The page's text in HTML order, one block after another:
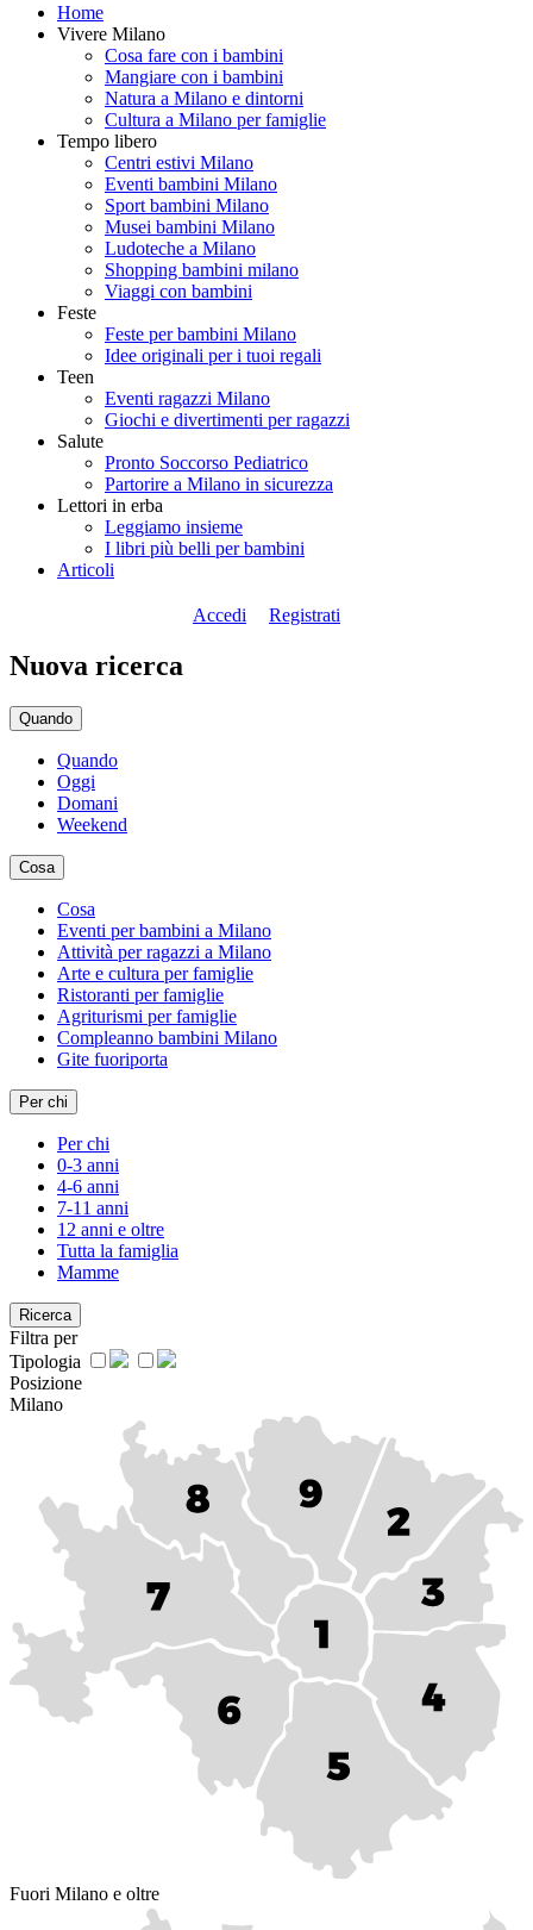
Home
Vivere Milano
Cosa fare con i bambini
Mangiare con i bambini
Natura a Milano e dintorni
Cultura a Milano per famiglie
Tempo libero
Centri estivi Milano
Eventi bambini Milano
Sport bambini Milano
Musei bambini Milano
Ludoteche a Milano
Shopping bambini milano
Viaggi con bambini
Feste
Feste per bambini Milano
Idee originali per i tuoi regali
Teen
Eventi ragazzi Milano
Giochi e divertimenti per ragazzi
Salute
Pronto Soccorso Pediatrico
Partorire a Milano in sicurezza
Lettori in erba
Leggiamo insieme
I libri più belli per bambini
Articoli
Accedi Registrati
Nuova ricerca
Quando
Quando
Oggi
Domani
Weekend
Cosa
Cosa
Eventi per bambini a Milano
Attività per ragazzi a Milano
Arte e cultura per famiglie
Ristoranti per famiglie
Agriturismi per famiglie
Compleanno bambini Milano
Gite fuoriporta
Per chi
Per chi
0-3 anni
4-6 anni
7-11 anni
12 anni e oltre
Tutta la famiglia
Mamme
Ricerca
Filtra per
Tipologia
Posizione
Milano
Fuori Milano e oltre